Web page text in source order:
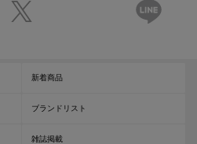
新着商品
ブランドリスト
雑誌掲載